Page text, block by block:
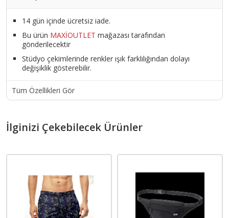
14 gün içinde ücretsiz iade.
Bu ürün MAXİOUTLET mağazası tarafından
gönderilecektir
Stüdyo çekimlerinde renkler ışık farklılığından dolayı
değişiklik gösterebilir.
Tüm Özellikleri Gör
İlginizi Çekebilecek Ürünler